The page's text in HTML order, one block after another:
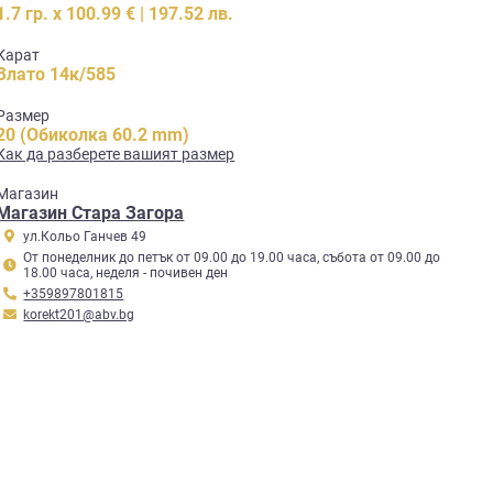
гр. x 100.99 € | 197.52 лв.
14к/585
(Обиколка 60.2 mm)
да разберете вашият размер
Стара Загора
ул.Кольо Ганчев 49
От понеделник до петък от 09.00 до 19.00 часа, събота от 09.00 до
18.00 часа, неделя - почивен ден
+359897801815
korekt201@abv.bg